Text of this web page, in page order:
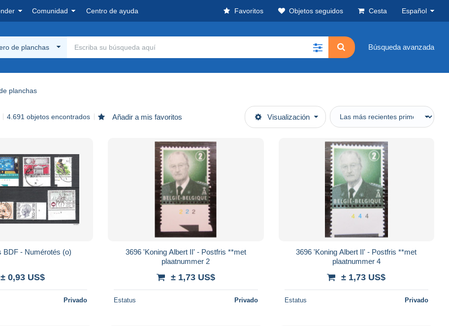
Comunidad Centro de ayuda Favoritos Objetos seguidos Cesta Español
de planchas Búsqueda avanzada
planchas
4.691 objetos encontrados Añadir a mis favoritos Visualización
BDF - Numérotés (o)
± 0,93 US$
Privado
3696 'Koning Albert II' - Postfris **met
plaatnummer 2
± 1,73 US$
Estatus Privado
3696 'Koning Albert II' - Postfris **met
plaatnummer 4
± 1,73 US$
Estatus Privado